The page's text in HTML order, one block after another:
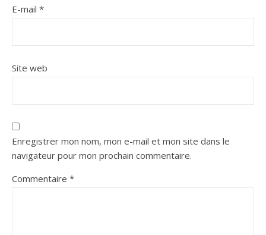
E-mail *
Site web
Enregistrer mon nom, mon e-mail et mon site dans le
navigateur pour mon prochain commentaire.
Commentaire *